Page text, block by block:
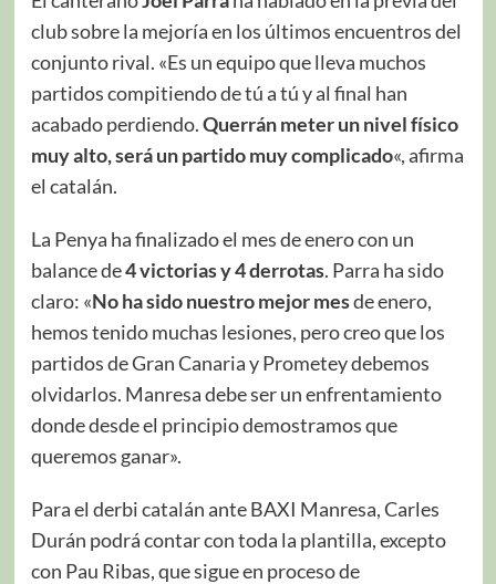
club sobre la mejoría en los últimos encuentros del
conjunto rival. «Es un equipo que lleva muchos
partidos compitiendo de tú a tú y al final han
acabado perdiendo.Querrán meter un nivel físico
muy alto, será un partido muy complicado«, afirma
el catalán.
La Penya ha finalizado el mes de enero con un
balance de4 victorias y 4 derrotas. Parra ha sido
claro: «No ha sido nuestro mejor mesde enero,
hemos tenido muchas lesiones, pero creo que los
partidos de Gran Canaria y Prometey debemos
olvidarlos. Manresa debe ser un enfrentamiento
donde desde el principio demostramos que
queremos ganar».
Para el derbi catalán ante BAXI Manresa, Carles
Durán podrá contar con toda la plantilla, excepto
con Pau Ribas, que sigue en proceso de